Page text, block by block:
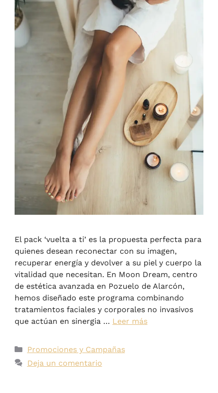
El pack ‘vuelta a ti’ es la propuesta perfecta para
quienes desean reconectar con su imagen,
recuperar energía y devolver a su piel y cuerpo la
vitalidad que necesitan. En Moon Dream, centro
de estética avanzada en Pozuelo de Alarcón,
hemos diseñado este programa combinando
tratamientos faciales y corporales no invasivos
que actúan en sinergia … Leer más
Promociones y Campañas
Deja un comentario